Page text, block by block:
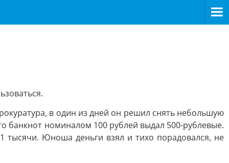
в один из дней он решил снять небольшую
банкнот номиналом 100 рублей выдал 500-рублевые.
тысячи. Юноша деньги взял и тихо порадовался, не